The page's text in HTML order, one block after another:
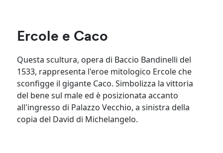
Ercole e Caco
Questa scultura, opera di Baccio Bandinelli del
1533, rappresenta l'eroe mitologico Ercole che
sconfigge il gigante Caco. Simbolizza la vittoria
del bene sul male ed è posizionata accanto
all'ingresso di Palazzo Vecchio, a sinistra della
copia del David di Michelangelo.